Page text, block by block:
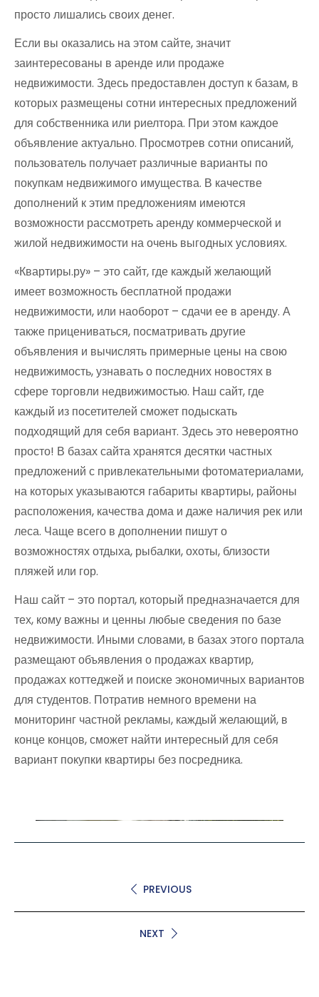
просто лишались своих денег.
Если вы оказались на этом сайте, значит
заинтересованы в аренде или продаже
недвижимости. Здесь предоставлен доступ к базам, в
которых размещены сотни интересных предложений
для собственника или риелтора. При этом каждое
объявление актуально. Просмотрев сотни описаний,
пользователь получает различные варианты по
покупкам недвижимого имущества. В качестве
дополнений к этим предложениям имеются
возможности рассмотреть аренду коммерческой и
жилой недвижимости на очень выгодных условиях.
«Квартиры.ру» – это сайт, где каждый желающий
имеет возможность бесплатной продажи
недвижимости, или наоборот – сдачи ее в аренду. А
также прицениваться, посматривать другие
объявления и вычислять примерные цены на свою
недвижимость, узнавать о последних новостях в
сфере торговли недвижимостью. Наш сайт, где
каждый из посетителей сможет подыскать
подходящий для себя вариант. Здесь это невероятно
просто! В базах сайта хранятся десятки частных
предложений с привлекательными фотоматериалами,
на которых указываются габариты квартиры, районы
расположения, качества дома и даже наличия рек или
леса. Чаще всего в дополнении пишут о
возможностях отдыха, рыбалки, охоты, близости
пляжей или гор.
Наш сайт – это портал, который предназначается для
тех, кому важны и ценны любые сведения по базе
недвижимости. Иными словами, в базах этого портала
размещают объявления о продажах квартир,
продажах коттеджей и поиске экономичных вариантов
для студентов. Потратив немного времени на
мониторинг частной рекламы, каждый желающий, в
конце концов, сможет найти интересный для себя
вариант покупки квартиры без посредника.
PREVIOUS
NEXT